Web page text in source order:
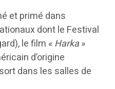
et primé dans
dont le Festival
le film «Harka»
d’origine
dans les salles de